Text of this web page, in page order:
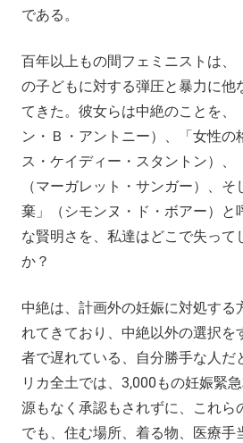
である。
百年以上もの間フェミニストは、
の子どもに対する弾圧と暴力に他
てきた。彼女らは中絶のことを、
ン・Ｂ・アントニー）、「女性の
ス・ケイディー・スタントン）、
（マーガレット・サンガー）、
棄」（シモンヌ・ド・ボアー）と
な賢明さを、私達はどこで失って
か？
中絶は、計画外の妊娠に対処する
れてきており、中絶以外の選択を
者で遅れている、自分勝手な人だ
リカ全土では、3,000もの妊娠緊
源もなく承認もされずに、これら
でも、住む場所、着る物、医療手